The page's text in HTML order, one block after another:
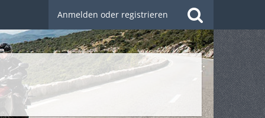
Anmelden oder registrieren